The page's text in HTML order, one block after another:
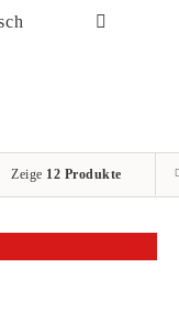
Zeige 12 Produkte